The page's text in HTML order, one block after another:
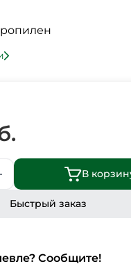
В
Быстрый заказ
Сообщите!